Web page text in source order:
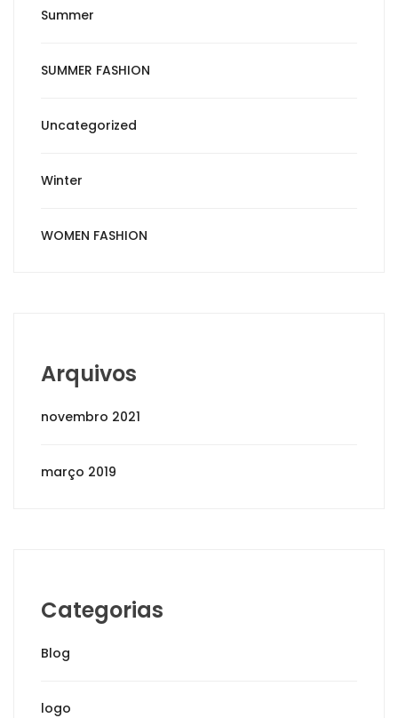
Summer
SUMMER FASHION
Uncategorized
Winter
WOMEN FASHION
Arquivos
novembro 2021
março 2019
Categorias
Blog
logo